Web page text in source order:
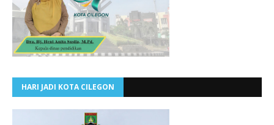
HARI JADI KOTA CILEGON